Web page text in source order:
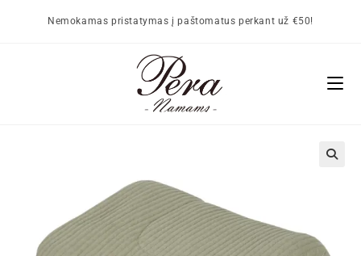
Nemokamas pristatymas į paštomatus perkant už €50!